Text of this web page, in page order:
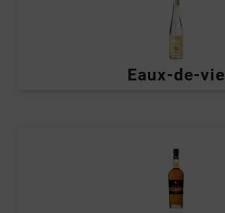
Eaux-de-vie